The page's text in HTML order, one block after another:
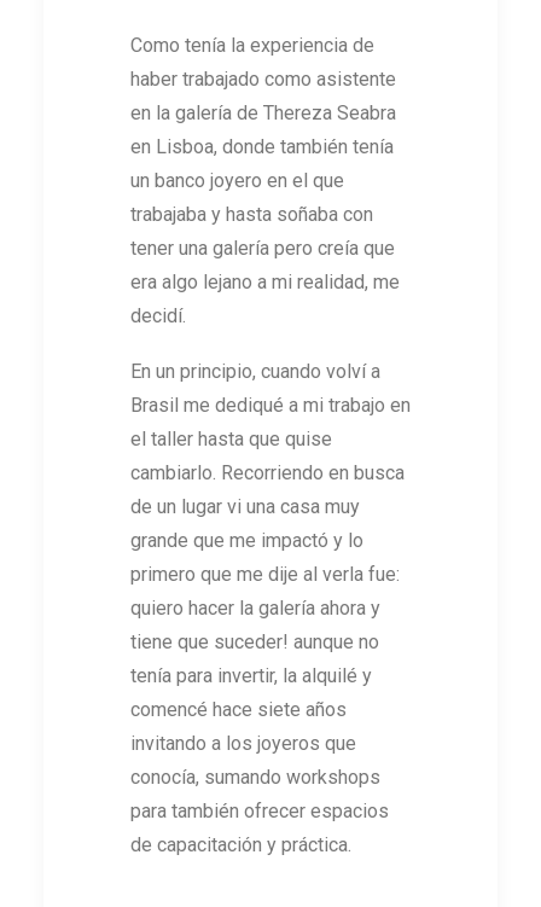
Como tenía la experiencia de
haber trabajado como asistente
en la galería de Thereza Seabra
en Lisboa, donde también tenía
un banco joyero en el que
trabajaba y hasta soñaba con
tener una galería pero creía que
era algo lejano a mi realidad, me
decidí.
En un principio, cuando volví a
Brasil me dediqué a mi trabajo en
el taller hasta que quise
cambiarlo. Recorriendo en busca
de un lugar vi una casa muy
grande que me impactó y lo
primero que me dije al verla fue:
quiero hacer la galería ahora y
tiene que suceder! aunque no
tenía para invertir, la alquilé y
comencé hace siete años
invitando a los joyeros que
conocía, sumando workshops
para también ofrecer espacios
de capacitación y práctica.